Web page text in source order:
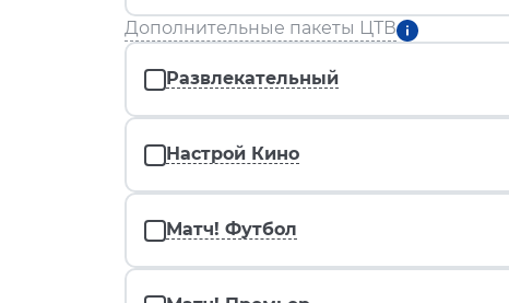
Дополнительные пакеты ЦТВ
Развлекательный
Настрой Кино
Матч! Футбол